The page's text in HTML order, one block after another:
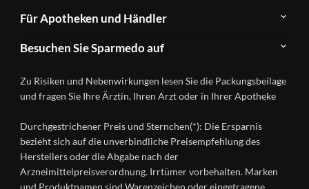
FAQ
Kontakt
Datenschutz
Nutzungsbedingungen
Herstellerverzeichnis
Produkte
A-
Ratgeber
Wirkstoffe
Gesundheitsmagazin
Für Apotheken und Händler
&
Händlerlogin
Besuchen Sie Sparmedo auf
Instagram
Zu Risiken und Nebenwirkungen lesen Sie die Packungsbeilage
und fragen Sie Ihre Ärztin, Ihren Arzt oder in Ihrer Apotheke
Durchgestrichener Preis und Sternchen(*): Die Ersparnis
bezieht sich auf die unverbindliche Preisempfehlung des
Herstellers oder die Abgabe nach der
Arzneimittelpreisverordnung. Irrtümer vorbehalten. Marken
und Produktnamen sind Warenzeichen oder eingetragene